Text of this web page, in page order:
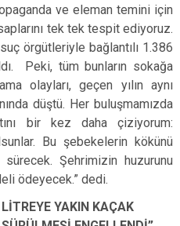
ve eleman temini için
tek tek tespit ediyoruz.
örgütleriyle bağlantılı 1.386
Peki, tüm bunların sokağa
olayları, geçen yılın aynı
düştü. Her buluşmamızda
bir kez daha çiziyorum:
Bu şebekelerin kökünü
Şehrimizin huzurunu
ödeyecek.” dedi.
YAKIN KAÇAK